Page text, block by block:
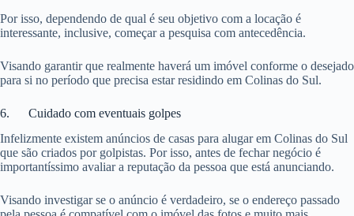
Por isso, dependendo de qual é seu objetivo com a locação é
interessante, inclusive, começar a pesquisa com antecedência.
Visando garantir que realmente haverá um imóvel conforme o desejado
para si no período que precisa estar residindo em Colinas do Sul.
6. Cuidado com eventuais golpes
Infelizmente existem anúncios de casas para alugar em Colinas do Sul
que são criados por golpistas. Por isso, antes de fechar negócio é
importantíssimo avaliar a reputação da pessoa que está anunciando.
Visando investigar se o anúncio é verdadeiro, se o endereço passado